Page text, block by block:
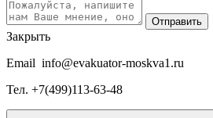
Отправить
Закрыть
Email info@evakuator-moskva1.ru
Тел. +7(499)113-63-48